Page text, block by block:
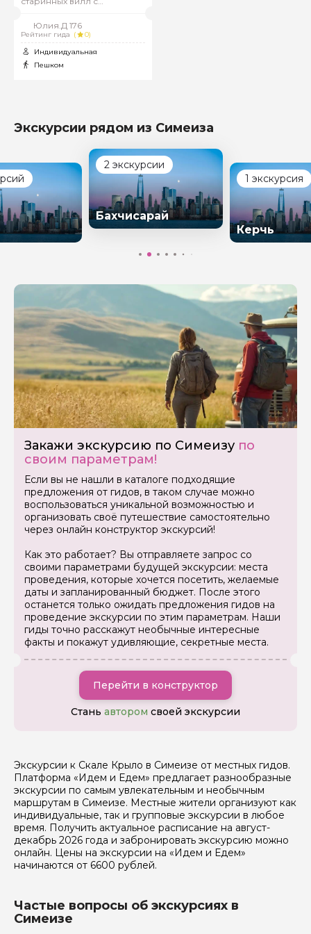
архитектурой
Юлия.Д 176
Рейтинг гида (
0)
Индивидуальная
Пешком
Экскурсии рядом из Симеиза
2 экскурсии
Бахчисарай
1 экскурсия
Керчь
Закажи экскурсию по Симеизу по
своим параметрам!
Если вы не нашли в каталоге подходящие
предложения от гидов, в таком случае можно
воспользоваться уникальной возможностью и
организовать своё путешествие самостоятельно
через онлайн конструктор экскурсий!
Как это работает? Вы отправляете запрос со
своими параметрами будущей экскурсии: места
проведения, которые хочется посетить, желаемые
даты и запланированный бюджет. После этого
останется только ожидать предложения гидов на
проведение экскурсии по этим параметрам. Наши
гиды точно расскажут необычные интересные
факты и покажут удивляющие, секретные места.
Перейти в конструктор
Стань автором своей экскурсии
Экскурсии к Скале Крыло в Симеизе от местных гидов.
Платформа «Идем и Едем» предлагает разнообразные
экскурсии по самым увлекательным и необычным
маршрутам в Симеизе. Местные жители организуют как
индивидуальные, так и групповые экскурсии в любое
время. Получить актуальное расписание на август-
декабрь 2026 года и забронировать экскурсию можно
онлайн. Цены на экскурсии на «Идем и Едем»
начинаются от 6600 рублей.
Частые вопросы об экскурсиях в
Симеизе
Задайте свой вопрос гиду
Как вас зовут
Ваш номер телефона
Вопросы и комментарии
Если у вас есть интересующие вопросы, можете их
задать
Я даю своё согласие на обработку персональных
Отправить